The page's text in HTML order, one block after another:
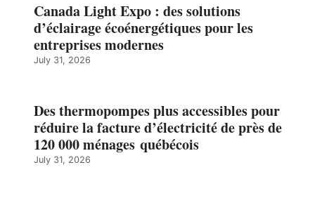
Canada Light Expo : des solutions
d’éclairage écoénergétiques pour les
entreprises modernes
July 31, 2026
Des thermopompes plus accessibles pour
réduire la facture d’électricité de près de
120 000 ménages québécois
July 31, 2026